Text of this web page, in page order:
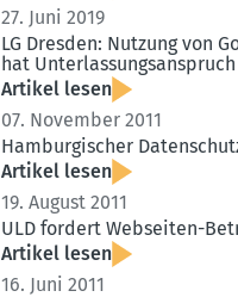
27. Juni 2019
LG Dresden: Nutzung von
hat Unter­las­sungs­an­spruch
Artikel lesen
07. November 2011
Hambur­gi­scher
Artikel lesen
19. August 2011
ULD fordert Webseiten-
Artikel lesen
16. Juni 2011